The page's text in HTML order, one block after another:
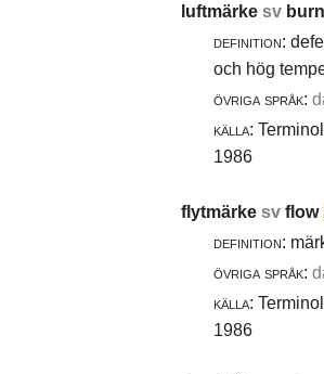
luftmärke sv burn
definition:
och hög
övriga språk:
källa:
1986
flytmärke sv flow
definition:
övriga språk:
källa:
1986